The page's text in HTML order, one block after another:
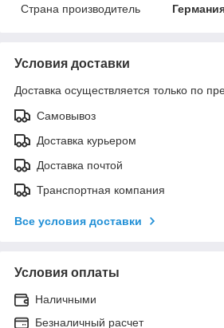
Страна производитель
Условия доставки
Доставка осуществляется только по
Самовывоз
Доставка курьером
Доставка почтой
Транспортная компания
Все условия доставки
Условия оплаты
Наличными
Безналичный расчет